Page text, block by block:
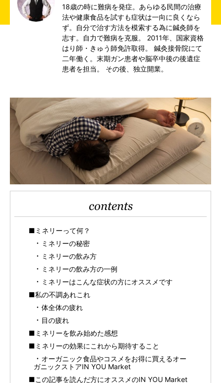
18歳の時に難病を発症。あらゆる民間の治療
法や健康食品を試すも症状は一向に良くなら
ず。自分で治す方法を模索する為に鍼灸師を
志す。自力で難病を克服。 2011年、国家資格
はり師・きゅう師免許取得。 鍼灸接骨院にて
二年働く。末期ガン患者や脳卒中後の後遺症
患者を担当。 その後、独立開業。
contents
■ミネリーって何？
ミネリーの秘密
ミネリーの飲み方
ミネリーの飲み方の一例
ミネリーはこんな症状の方にオススメです
■私の不調あれこれ
体全体の疲れ
目の疲れ
■ミネリーを飲み始めた感想
■ミネリーの効果にこれから期待すること
オーガニック食品やコスメをお得に買えるオー
ガニックストアIN YOU Market
■この記事を読んだ方にオススメのIN YOU Market